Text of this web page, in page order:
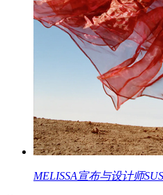
MELISSA宣布与设计师